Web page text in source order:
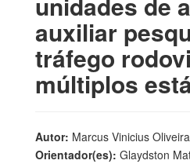
auxiliar
tráfego
múltiplos
Autor: Marcus Vinicius
Orientador(es): Glaydston